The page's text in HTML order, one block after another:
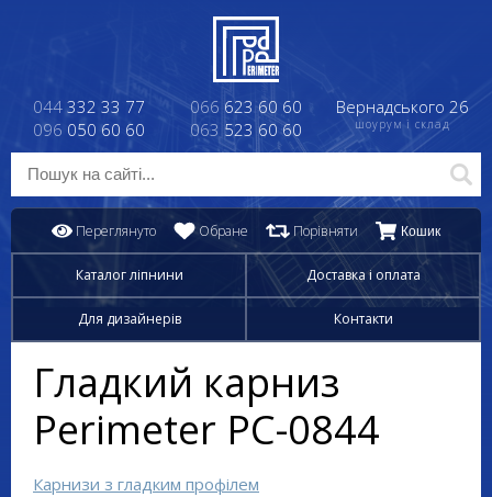
044 332 33 77
096 050 60 60
066 623 60 60
063 523 60 60
Вернадського 26
шоурум і склад
Переглянуто Обране Порівняти Кошик
Каталог ліпнини Доставка і оплата
Для дизайнерів Контакти
Гладкий карниз
Perimeter PC-0844
Карнизи з гладким профілем